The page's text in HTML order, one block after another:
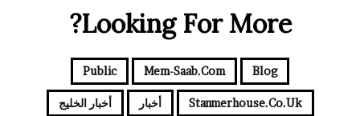
Looking For More?
Blog
Mem-Saab.com
Public
Stanmerhouse.co.uk أخبار أخبار الخليج